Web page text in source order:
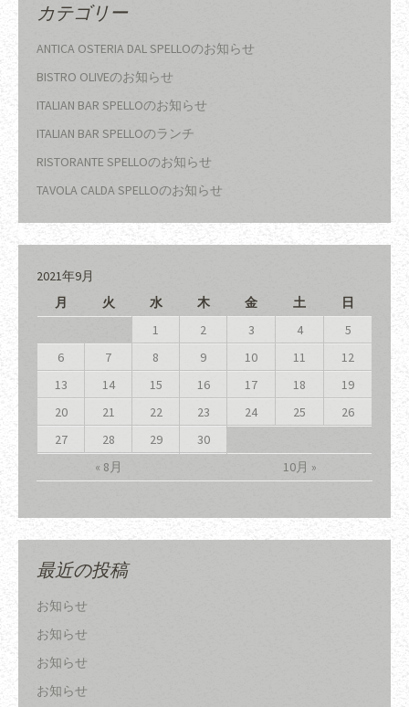
カテゴリー
ANTICA OSTERIA DAL SPELLOのお知らせ
BISTRO OLIVEのお知らせ
ITALIAN BAR SPELLOのお知らせ
ITALIAN BAR SPELLOのランチ
RISTORANTE SPELLOのお知らせ
TAVOLA CALDA SPELLOのお知らせ
2021年9月
月
火 水 木 金 土 日
« 8月 10月 »
1 2 3 4
5
6
7 8 9 10 11
12
13
14 15 16 17 18
19
20
21 22 23 24 25
26
27
28 29 30
最近の投稿
お知らせ
お知らせ
お知らせ
お知らせ